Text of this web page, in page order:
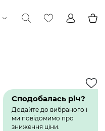
Сподобалась річ?
Додайте до вибраного і
ми повідомимо про
зниження ціни.